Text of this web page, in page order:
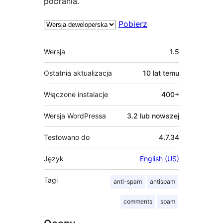
Pobierz
Meta
Wersja 1.5
Ostatnia aktualizacja 10 lat temu
Włączone instalacje 400+
Wersja WordPressa 3.2 lub nowszej
Testowano do 4.7.34
Język English (US)
Tagi anti-spam antispam
comments spam